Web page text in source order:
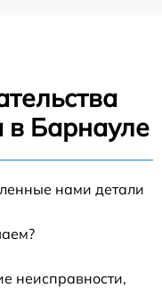
в Барнауле
нами детали
неисправности,